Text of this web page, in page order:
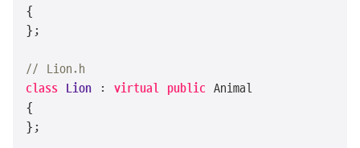
{
};
// Lion.h
class
Lion : virtual public Animal
{
};